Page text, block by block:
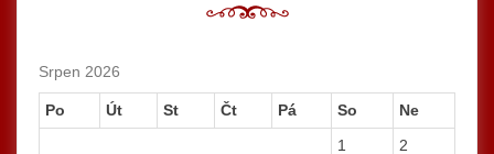
Srpen 2026
Po Út St Čt Pá So Ne
1
2